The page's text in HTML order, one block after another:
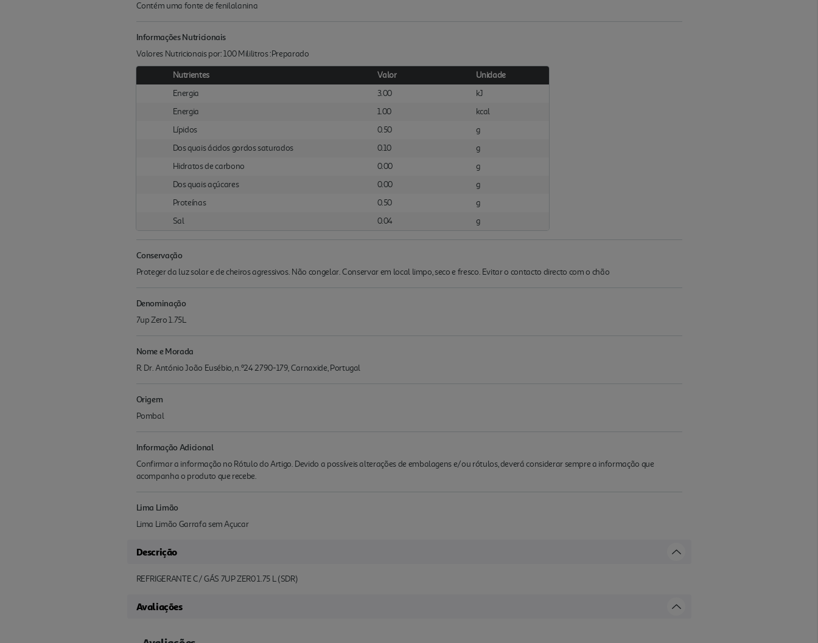
Contém uma fonte de fenilalanina
Informações Nutricionais
Valores Nutricionais por: 100 Mililitros :Preparado
Nutrientes Valor
Unidade
Energia
3.00
kJ
Energia
1.00
kcal
Lípidos
0.50
g
Dos quais ácidos gordos saturados
0.10
g
Hidratos de carbono
0.00
g
Dos quais açúcares
0.00
g
Proteínas
0.50
g
Sal
0.04 g
Conservação
Proteger da luz solar e de cheiros agressivos. Não congelar. Conservar em local limpo, seco e fresco. Evitar o contacto directo com o chão
Denominação
7up Zero 1.75L
Nome e Morada
R. Dr. António João Eusébio, n.º24 2790-179, Carnaxide, Portugal
Origem
Pombal
Informação Adicional
Confirmar a informação no Rótulo do Artigo. Devido a possíveis alterações de embalagens e/ou rótulos, deverá considerar sempre a informação que
acompanha o produto que recebe.
Lima Limão
Lima Limão Garrafa sem Açucar
Descrição
REFRIGERANTE C/ GÁS 7UP ZER0 1.75 L (SDR)
Avaliações